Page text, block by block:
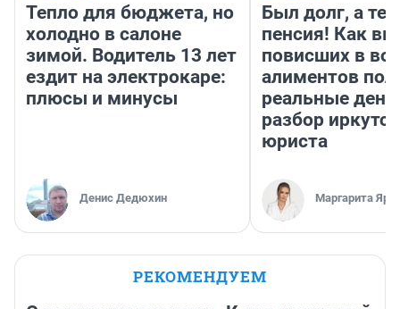
Тепло для бюджета, но
холодно в салоне
зимой. Водитель 13 лет
ездит на электрокаре:
плюсы и минусы
Денис Дедюхин
Был долг, а
пенсия! Как
повисших в
алиментов
реальные
разбор
юриста
Маргарита
РЕКОМЕНДУЕМ